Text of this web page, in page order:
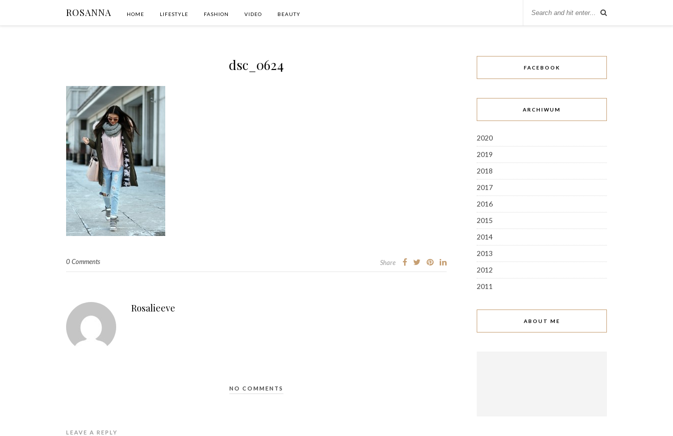
ROSANNA HOME LIFESTYLE FASHION VIDEO BEAUTY
dsc_0624
0 Comments Share
Rosalieeve
NO COMMENTS
LEAVE A REPLY
FACEBOOK
ARCHIWUM
2020
2019
2018
2017
2016
2015
2014
2013
2012
2011
ABOUT ME